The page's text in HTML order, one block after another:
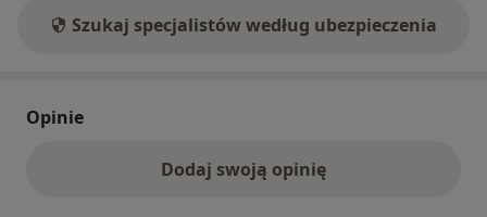
Szukaj specjalistów według ubezpieczenia
Opinie
Dodaj swoją opinię